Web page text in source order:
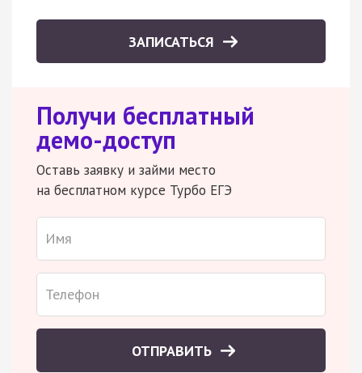
ЗАПИСАТЬСЯ
Получи бесплатный
демо-доступ
Оставь заявку и займи место
на бесплатном курсе Турбо ЕГЭ
ОТПРАВИТЬ